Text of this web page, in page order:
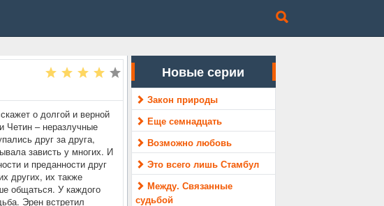
о долгой и верной
Четин – неразлучные
друг за друга,
зависть у многих. И
и преданности друг
других, их также
общаться. У каждого
Эрен встретил
Новые серии
Закон природы
Еще семнадцать
Возможно любовь
Это всего лишь Стамбул
Между. Связанные
судьбой